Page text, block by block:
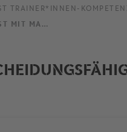
TRAINER*INNEN-
PODCAST MIT MARTINA VOSS-TECKLENBURG